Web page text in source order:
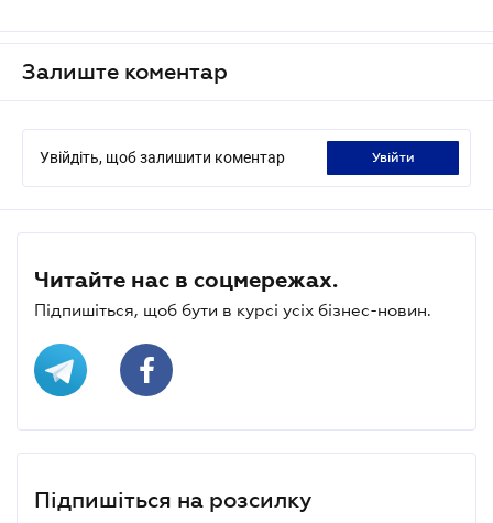
Залиште коментар
Увійдіть, щоб залишити коментар увійти
Читайте нас в соцмережах.
Підпишіться, щоб бути в курсі усіх бізнес-новин.
Підпишіться на розсилку